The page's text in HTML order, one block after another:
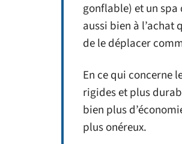
gonflable) et un spa
aussi bien à l’achat
de le déplacer
En ce qui concerne
rigides et plus
bien plus
plus onéreux.